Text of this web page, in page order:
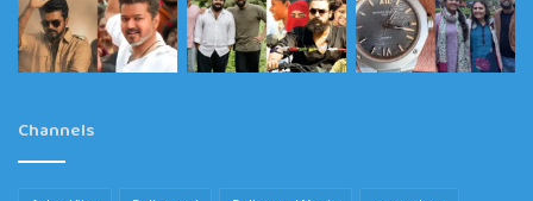
Channels